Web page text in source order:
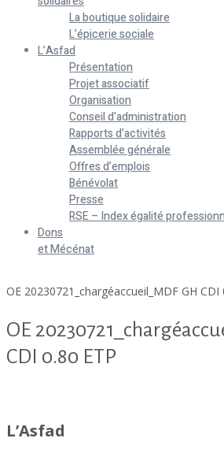
La boutique solidaire
L’épicerie sociale
L’Asfad
Présentation
Projet associatif
Organisation
Conseil d’administration
Rapports d’activités
Assemblée générale
Offres d’emplois
Bénévolat
Presse
RSE – Index égalité
Dons
et Mécénat
OE 20230721_chargéaccueil_MDF GH CDI
OE
CDI 0.80 ETP
L’Asfad